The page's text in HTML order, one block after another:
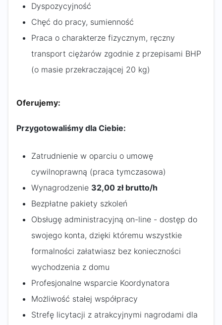
Dyspozycyjność
Chęć do pracy, sumienność
Praca o charakterze fizycznym, ręczny
transport ciężarów zgodnie z przepisami BHP
(o masie przekraczającej 20 kg)
Oferujemy:
Przygotowaliśmy dla Ciebie:
Zatrudnienie w oparciu o umowę
cywilnoprawną (praca tymczasowa)
Wynagrodzenie 32,00 zł brutto/h
Bezpłatne pakiety szkoleń
Obsługę administracyjną on-line - dostęp do
swojego konta, dzięki któremu wszystkie
formalności załatwiasz bez konieczności
wychodzenia z domu
Profesjonalne wsparcie Koordynatora
Możliwość stałej współpracy
Strefę licytacji z atrakcyjnymi nagrodami dla